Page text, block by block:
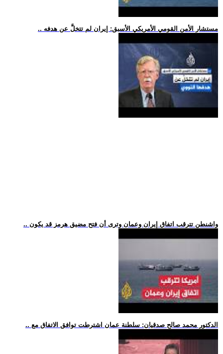
.. مستشار الأمن القومي الأمريكي الأسبق: إيران لم تتخلَّ عن هدفه
.. واشنطن تترقب اتفاق إيران وعمان وترى أن فتح مضيق هرمز قد يكون
.. الدكتور محمد صالح صدقيان: سلطنة عمان اشترطت توافق الاتفاق مع